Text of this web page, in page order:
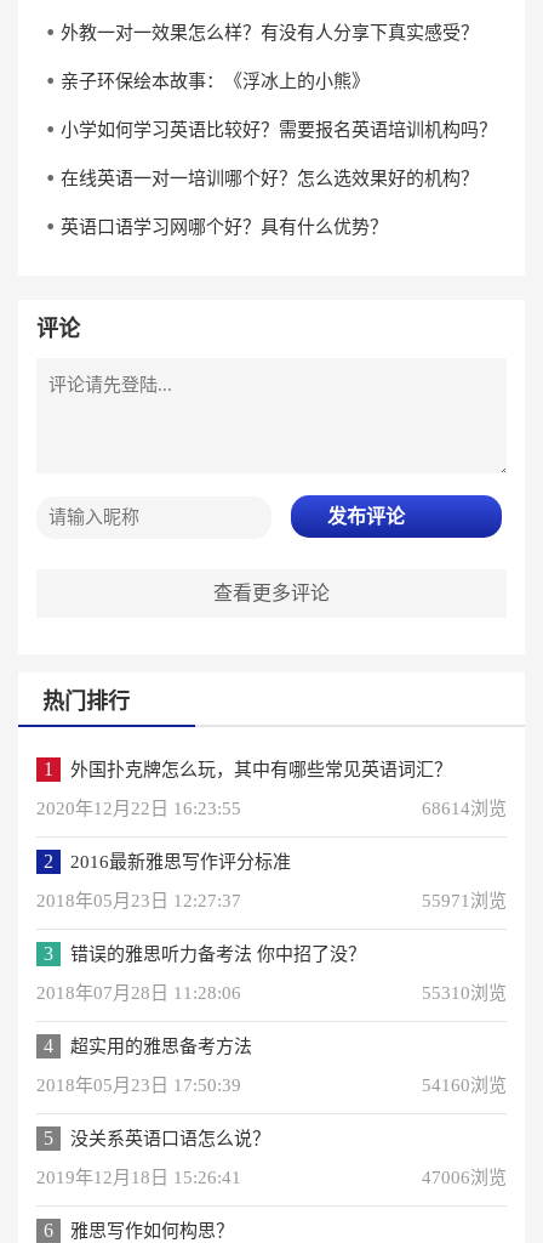
外教一对一效果怎么样？有没有人分享下真实感受？
亲子环保绘本故事：《浮冰上的小熊》
小学如何学习英语比较好？需要报名英语培训机构吗？
在线英语一对一培训哪个好？怎么选效果好的机构？
英语口语学习网哪个好？具有什么优势？
评论
发布评论
查看更多评论
热门排行
1
外国扑克牌怎么玩，其中有哪些常见英语词汇？
2020年12月22日 16:23:55
68614浏览
2
2016最新雅思写作评分标准
2018年05月23日 12:27:37
55971浏览
3
错误的雅思听力备考法 你中招了没？
2018年07月28日 11:28:06
55310浏览
4
超实用的雅思备考方法
2018年05月23日 17:50:39
54160浏览
5
没关系英语口语怎么说？
2019年12月18日 15:26:41
47006浏览
6
雅思写作如何构思？